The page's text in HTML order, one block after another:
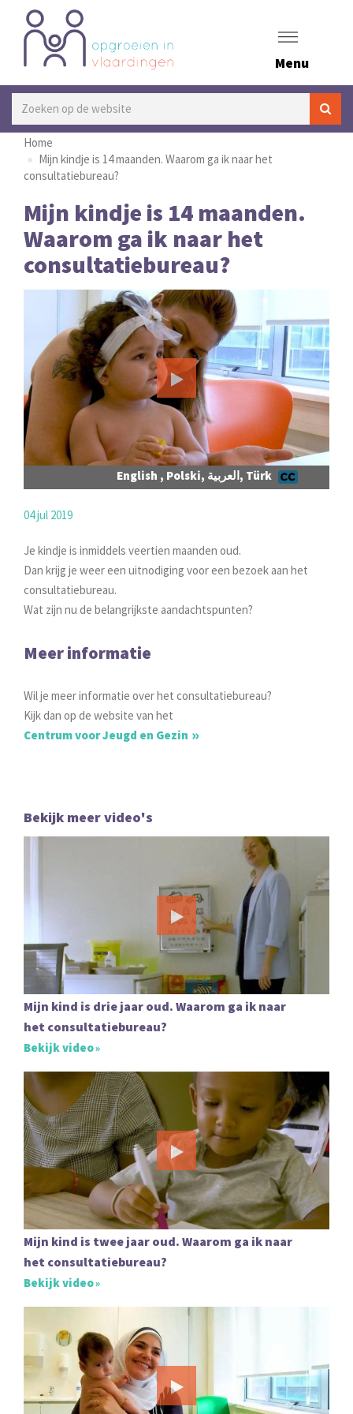
Menu
Home
Mijn kindje is 14 maanden. Waarom ga ik naar het
consultatiebureau?
Mijn kindje is 14 maanden.
Waarom ga ik naar het
consultatiebureau?
English , Polski, العربية, Türk
04 jul 2019
Je kindje is inmiddels veertien maanden oud.
Dan krijg je weer een uitnodiging voor een bezoek aan het
consultatiebureau.
Wat zijn nu de belangrijkste aandachtspunten?
Meer informatie
Wil je meer informatie over het consultatiebureau?
Kijk dan op de website van het
Centrum voor Jeugd en Gezin
Bekijk meer video's
Mijn kind is drie jaar oud. Waarom ga ik naar
het consultatiebureau?
Bekijk video
Mijn kind is twee jaar oud. Waarom ga ik naar
het consultatiebureau?
Bekijk video